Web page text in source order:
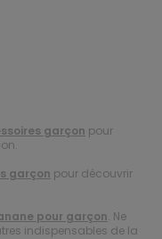
garçon pour
garçon pour découvrir
pour garçon. Ne
indispensables de la